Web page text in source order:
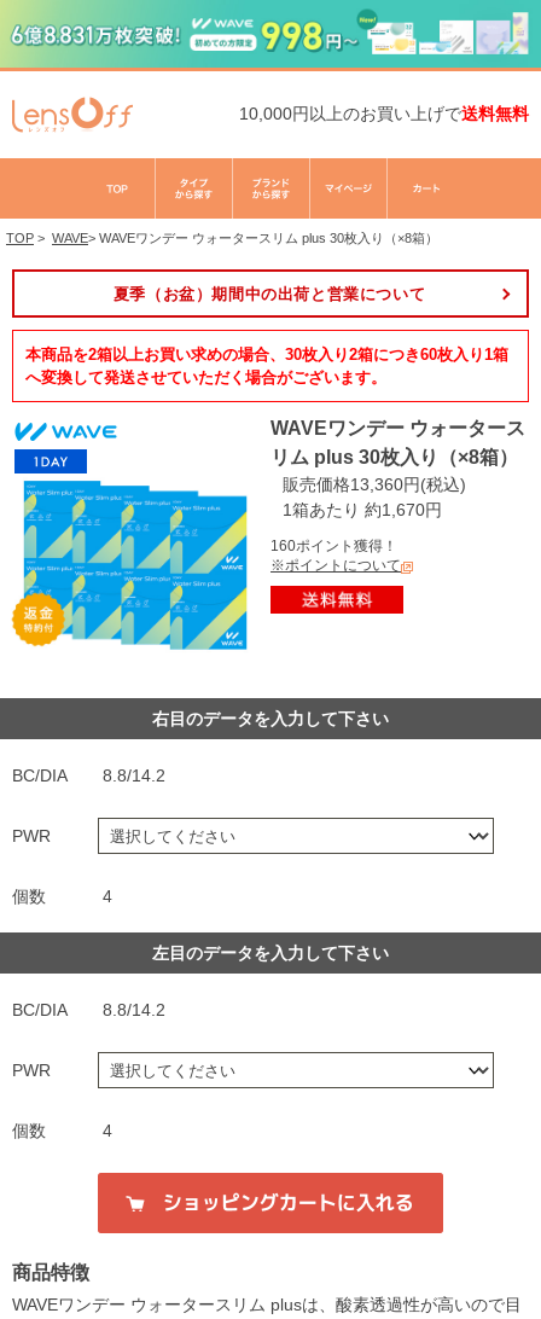
10,000円以上のお買い上げで送料無料
TOP > WAVE> WAVEワンデー ウォータースリム plus 30枚入り（×8箱）
夏季（お盆）期間中の出荷と営業について
本商品を2箱以上お買い求めの場合、30枚入り2箱につき60枚入り1箱
へ変換して発送させていただく場合がございます。
WAVEワンデー ウォータース
リム plus 30枚入り（×8箱）
販売価格13,360円(税込)
1箱あたり 約1,670円
160ポイント獲得！
※ポイントについて
右目のデータを入力して下さい
BC/DIA 8.8/14.2
PWR
個数 4
左目のデータを入力して下さい
BC/DIA 8.8/14.2
PWR
個数 4
商品特徴
WAVEワンデー ウォータースリム plusは、酸素透過性が高いので目